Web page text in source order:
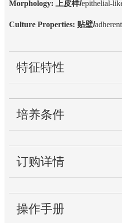
Morphology: 上皮样/epithelial-
Culture Properties: 贴壁/adherent
特征特性
培养条件
订购详情
操作手册